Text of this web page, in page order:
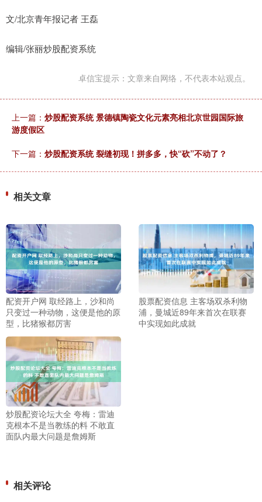
文/北京青年报记者 王磊
编辑/张丽炒股配资系统
卓信宝提示：文章来自网络，不代表本站观点。
上一篇： 炒股配资系统 景德镇陶瓷文化元素亮相北京世园国际旅
游度假区
下一篇： 炒股配资系统 裂缝初现！拼多多，快“砍”不动了？
相关文章
配资开户网 取经路上，沙和尚
只变过一种动物，这便是他的原
型，比猪猴都厉害
股票配资信息 主客场双杀利物
浦，曼城近89年来首次在联赛
中实现如此成就
炒股配资论坛大全 夸梅：雷迪
克根本不是当教练的料 不敢直
面队内最大问题是詹姆斯
相关评论